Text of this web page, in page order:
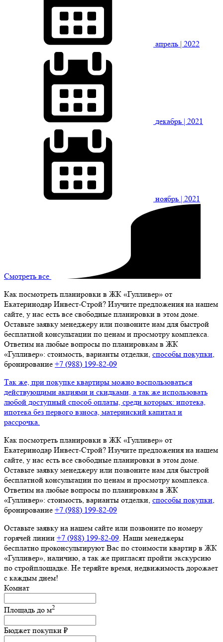
апрель | 2022
декабрь | 2021
ноябрь | 2021
Смотреть все
Как посмотреть планировки в ЖК «Гулливер» от
Екатеринодар Инвест-Строй? Изучите предложения на нашем
сайте, у нас есть все свободные планировки в этом доме.
Оставьте заявку менеджеру или позвоните нам для быстрой
бесплатной консультации по ценам и просмотру комплекса.
Ответим на любые вопросы по планировкам в ЖК
«Гулливер»: стоимость, варианты отделки, способы покупки
бронирование +7 (988) 199‑82‑09
Так же, при покупке квартиры можно воспользоваться
действующими акциями и скидками, а так же использовать
любой доступный способ оплаты, среди которых: ипотека,
ипотека без первого взноса, материнский капитал и
рассрочка.
Как посмотреть планировки в ЖК «Гулливер» от
Екатеринодар Инвест-Строй? Изучите предложения на нашем
сайте, у нас есть все свободные планировки в этом доме.
Оставьте заявку менеджеру или позвоните нам для быстрой
бесплатной консультации по ценам и просмотру комплекса.
Ответим на любые вопросы по планировкам в ЖК
«Гулливер»: стоимость, варианты отделки, способы покупки
бронирование +7 (988) 199‑82‑09
Оставьте заявку на нашем сайте или позвоните по номеру
горячей линии +7 (988) 199‑82‑09 . Наши менеджеры
бесплатно проконсультируют Вас по стоимости квартир в ЖК
«Гулливер», наличию, а так же пригласят пройти экскурсию
по стройплощадке. Не теряйте время, недвижимость дорожает
с каждым днем!
Комнат
Площадь до м2
Бюджет покупки ₽